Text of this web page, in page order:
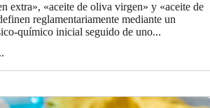
extra», «aceite de oliva virgen» y «aceite de
reglamentariamente mediante un
químico inicial seguido de uno...